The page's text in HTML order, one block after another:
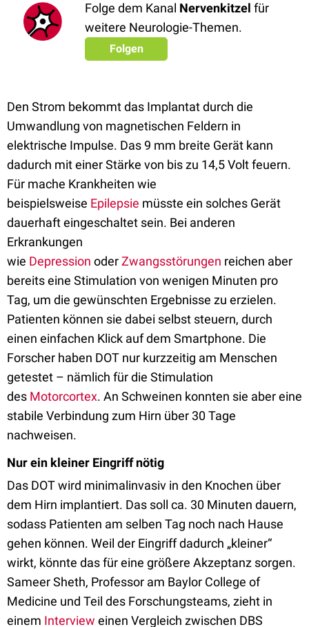
Folge dem Kanal Nervenkitzel für
weitere Neurologie-Themen.
Folgen
Den Strom bekommt das Implantat durch die
Umwandlung von magnetischen Feldern in
elektrische Impulse. Das 9 mm breite Gerät kann
dadurch mit einer Stärke von bis zu 14,5 Volt feuern.
Für mache Krankheiten wie
beispielsweise Epilepsie müsste ein solches Gerät
dauerhaft eingeschaltet sein. Bei anderen
Erkrankungen
wie Depression oderZwangsstörungen reichen aber
bereits eine Stimulation von wenigen Minuten pro
Tag, um die gewünschten Ergebnisse zu erzielen.
Patienten können sie dabei selbst steuern, durch
einen einfachen Klick auf dem Smartphone. Die
Forscher haben DOT nur kurzzeitig am Menschen
getestet – nämlich für die Stimulation
des Motorcortex. An Schweinen konnten sie aber eine
stabile Verbindung zum Hirn über 30 Tage
nachweisen.
Nur ein kleiner Eingriff nötig
Das DOT wird minimalinvasiv in den Knochen über
dem Hirn implantiert. Das soll ca. 30 Minuten dauern,
sodass Patienten am selben Tag noch nach Hause
gehen können. Weil der Eingriff dadurch „kleiner“
wirkt, könnte das für eine größere Akzeptanz sorgen.
Sameer Sheth, Professor am Baylor College of
Medicine und Teil des Forschungsteams, zieht in
einem Interview einen Vergleich zwischen DBS